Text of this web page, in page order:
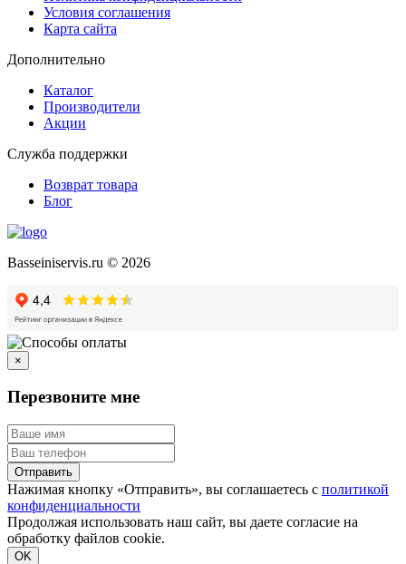
Условия соглашения
Карта сайта
Дополнительно
Каталог
Производители
Акции
Служба поддержки
Возврат товара
Блог
Basseiniservis.ru © 2026
×
Перезвоните мне
Отправить
Нажимая кнопку «Отправить», вы соглашаетесь с политикой
конфиденциальности
Продолжая использовать наш сайт, вы даете согласие на
обработку файлов cookie.
OK